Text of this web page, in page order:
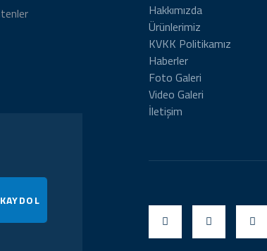
Hakkımızda
Ürünlerimiz
KVKK Politikamız
Haberler
Foto Galeri
Video Galeri
İletişim